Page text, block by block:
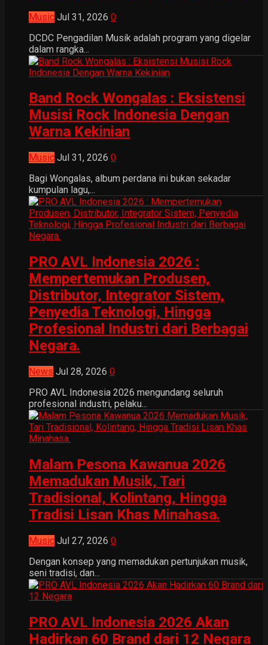
Music Jul 31, 2026 0
DCDC Pengadilan Musik adalah program yang digelar
dalam rangka...
Band Rock Wongalas : Eksistensi
Musisi Rock Indonesia Dengan
Warna Kekinian
Music Jul 31, 2026 0
Bagi Wongalas, album perdana ini bukan sekadar
kumpulan lagu,...
PRO AVL Indonesia 2026 :
Mempertemukan Produsen,
Distributor, Integrator Sistem,
Penyedia Teknologi, Hingga
Profesional Industri dari Berbagai
Negara.
News Jul 28, 2026 0
PRO AVL Indonesia 2026 mengundang seluruh
profesional industri, pelaku...
Malam Pesona Kawanua 2026
Memadukan Musik, Tari
Tradisional, Kolintang, Hingga
Tradisi Lisan Khas Minahasa.
Music Jul 27, 2026 0
Dengan konsep yang memadukan pertunjukan musik,
seni tradisi, dan...
PRO AVL Indonesia 2026 Akan
Hadirkan 60 Brand dari 12 Negara